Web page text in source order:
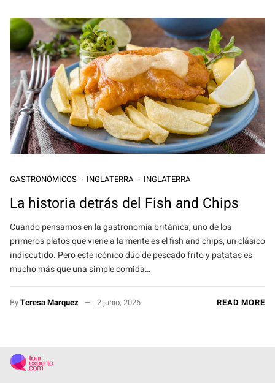
GASTRONÓMICOS INGLATERRA INGLATERRA
La historia detrás del Fish and Chips
Cuando pensamos en la gastronomía británica, uno de los
primeros platos que viene a la mente es el fish and chips, un clásico
indiscutido. Pero este icónico dúo de pescado frito y patatas es
mucho más que una simple comida…
ByTeresa Marquez 2 junio, 2026 READ MORE